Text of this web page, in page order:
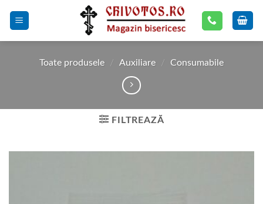
Toate produsele / Auxiliare / Consumabile
FILTREAZĂ